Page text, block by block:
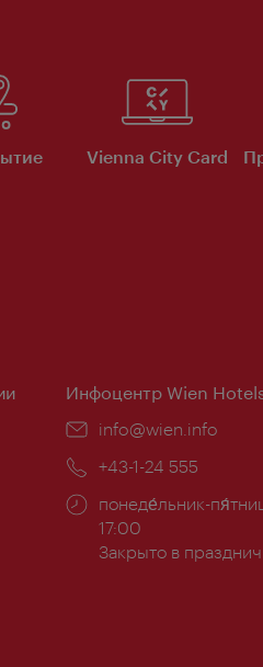
Vienna City Card
Инфоцентр Wien
Эл.
info@wien.info
Телефон:
+43-1-24 555
Часы
работы:
понеде́льник-
17:00
Закрыто в